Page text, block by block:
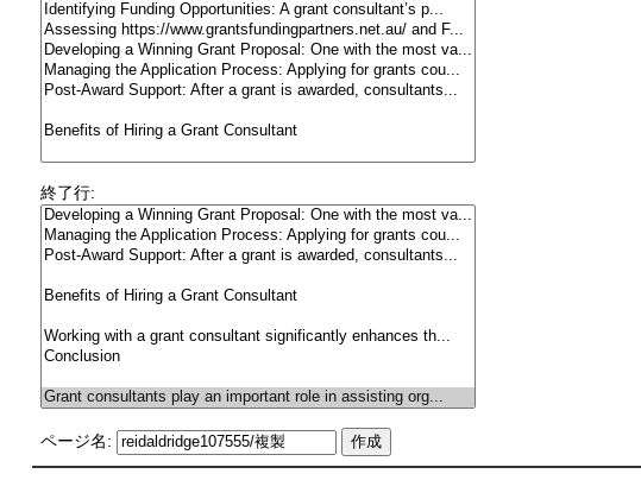
終了行:
ページ名: